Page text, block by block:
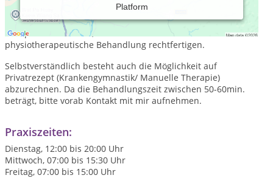
Platform
Durch die Zulassung als Heilpraktiker für Physiotherapie bin
ich berechtigt, Patienten auch ohne ärztliche Anordnung/
Rezept zu behandeln, soweit die Beschwerden eine
physiotherapeutische Behandlung rechtfertigen.
Selbstverständlich besteht auch die Möglichkeit auf
Privatrezept (Krankengymnastik/ Manuelle Therapie)
abzurechnen. Da die Behandlungszeit zwischen 50-60min.
beträgt, bitte vorab Kontakt mit mir aufnehmen.
Praxiszeiten:
Dienstag, 12:00 bis 20:00 Uhr
Mittwoch, 07:00 bis 15:30 Uhr
Freitag, 07:00 bis 15:00 Uhr